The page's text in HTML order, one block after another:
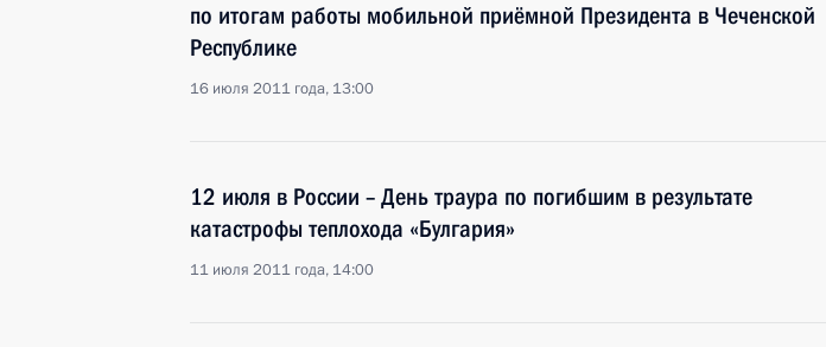
по итогам работы мобильной приёмной Президента в Чеченской
Республике
16 июля 2011 года, 13:00
12 июля в России – День траура по погибшим в результате
катастрофы теплохода «Булгария»
11 июля 2011 года, 14:00